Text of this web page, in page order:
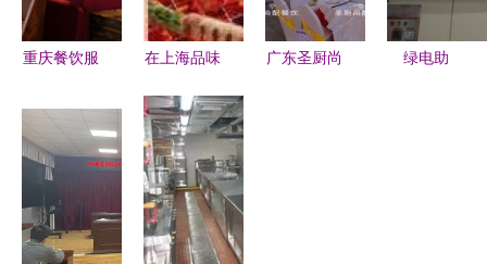
秘背后的生
存智慧
重庆餐饮服
提升服务质
量与文化品
在上海品味
别墅聚会遇
上专业户外
烤宴，团队
欢聚当然要
尽兴
广东圣厨尚
绿电助